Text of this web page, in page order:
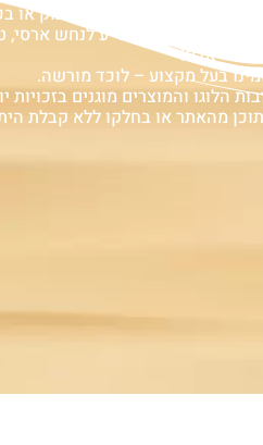
המובא באתר, בדף פיסבוק או
להתעסק, להפריע לנחש ארסי,
בחיי אדם!
בעל מקצוע – לוכד מורשה.
הלוגו והמוצרים מוגנים בזכויות
מהאתר או בחלקו ללא קבלת